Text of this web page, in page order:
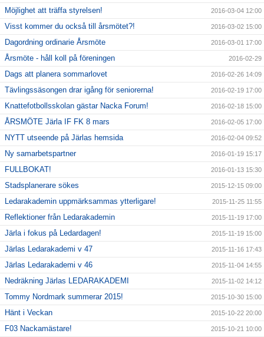
Möjlighet att träffa styrelsen! 2016-03-04 12:00
Visst kommer du också till årsmötet?! 2016-03-02 15:00
Dagordning ordinarie Årsmöte 2016-03-01 17:00
Årsmöte - håll koll på föreningen 2016-02-29
Dags att planera sommarlovet 2016-02-26 14:09
Tävlingssäsongen drar igång för seniorerna! 2016-02-19 17:00
Knattefotbollsskolan gästar Nacka Forum! 2016-02-18 15:00
ÅRSMÖTE Järla IF FK 8 mars 2016-02-05 17:00
NYTT utseende på Järlas hemsida 2016-02-04 09:52
Ny samarbetspartner 2016-01-19 15:17
FULLBOKAT! 2016-01-13 15:30
Stadsplanerare sökes 2015-12-15 09:00
Ledarakademin uppmärksammas ytterligare! 2015-11-25 11:55
Reflektioner från Ledarakademin 2015-11-19 17:00
Järla i fokus på Ledardagen! 2015-11-19 15:00
Järlas Ledarakademi v 47 2015-11-16 17:43
Järlas Ledarakademi v 46 2015-11-04 14:55
Nedräkning Järlas LEDARAKADEMI 2015-11-02 14:12
Tommy Nordmark summerar 2015! 2015-10-30 15:00
Hänt i Veckan 2015-10-22 20:00
F03 Nackamästare! 2015-10-21 10:00